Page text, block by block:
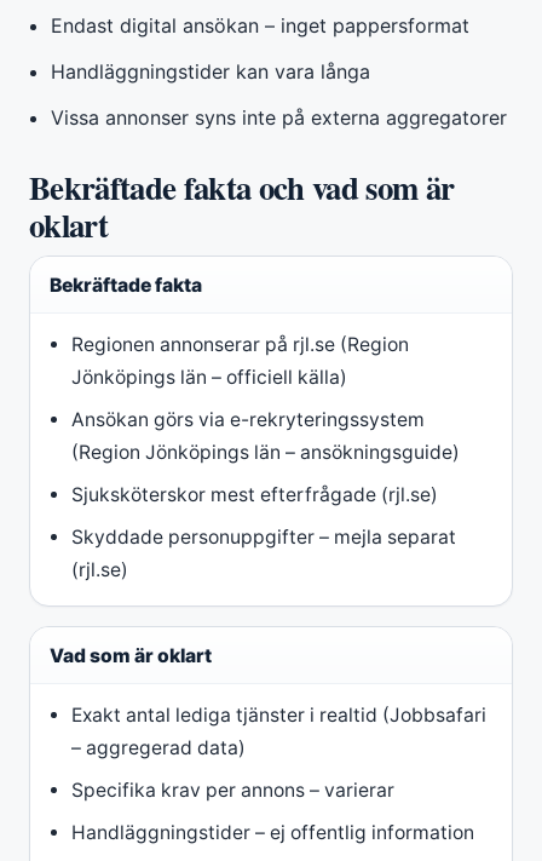
Endast digital ansökan – inget pappersformat
Handläggningstider kan vara långa
Vissa annonser syns inte på externa aggregatorer
Bekräftade fakta och vad som är
oklart
Bekräftade fakta
Regionen annonserar på rjl.se (Region
Jönköpings län – officiell källa)
Ansökan görs via e-rekryteringssystem
(Region Jönköpings län – ansökningsguide)
Sjuksköterskor mest efterfrågade (rjl.se)
Skyddade personuppgifter – mejla separat
(rjl.se)
Vad som är oklart
Exakt antal lediga tjänster i realtid (Jobbsafari
– aggregerad data)
Specifika krav per annons – varierar
Handläggningstider – ej offentlig information